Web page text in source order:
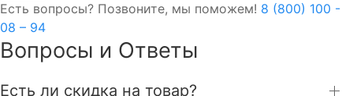
Есть вопросы? Позвоните, мы поможем! 8 (800) 100 -
08 – 94
Вопросы и Ответы
Есть ли скидка на товар?